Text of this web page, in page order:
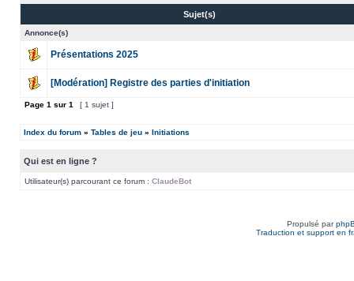
Sujet(s)
Annonce(s)
Présentations 2025
[Modération] Registre des parties d'initiation
Page 1 sur 1 [ 1 sujet ]
Index du forum » Tables de jeu » Initiations
Qui est en ligne ?
Utilisateur(s) parcourant ce forum : ClaudeBot
Propulsé par
Traduction et support en